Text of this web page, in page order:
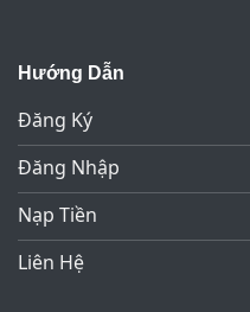
Hướng Dẫn
Đăng Ký
Đăng Nhập
Nạp Tiền
Liên Hệ